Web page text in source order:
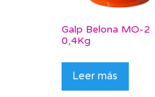
Galp Belona MO-2
0,4Kg
Leer más